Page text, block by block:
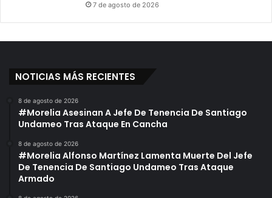
7 de agosto de 2026
NOTICIAS MÁS RECIENTES
8 de agosto de 2026
#Morelia Asesinan A Jefe De Tenencia De Santiago
Undameo Tras Ataque En Cancha
8 de agosto de 2026
#Morelia Alfonso Martínez Lamenta Muerte Del Jefe
De Tenencia De Santiago Undameo Tras Ataque
Armado